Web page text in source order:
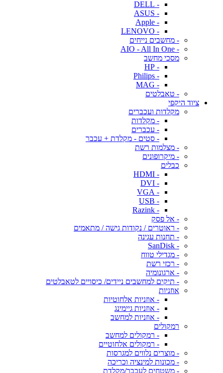
- DELL
- ASUS
- Apple
- LENOVO
- מחשבים נייחים
- AIO - All In One
מסכי מחשב
- HP
- Philips
- MAG
- טאבלטים
ציוד היקפי
מקלדות ועכברים
- מקלדות
- עכברים
- סטים - מקלדת + עכבר
- מצלמות רשת
- מיקרופונים
כבלים
- HDMI
- DVI
- VGA
- USB
- Razink
- אל פסק
- ראוטרים / נקודות גישה / מתאמים
- תחנות עגינה
- SanDisk
- מגדילי טווח
- רכזי רשת
- ארגונומיה
- תיקים למחשבים ניידים/ כיסויים לטאבלטים
אוזניות
- אוזניות אלחוטיות
- אוזניות גיימינג
- אוזניות למחשב
רמקולים
- רמקולים למחשב
- רמקולים אלחוטיים
- מוצרים נלווים למגרסות
- מכונות למינציה וכריכה
- משטחים לעכבר/מקלדת